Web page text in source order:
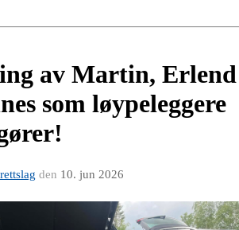
av Martin, Erlend
som løypeleggere
den 10. jun 2026